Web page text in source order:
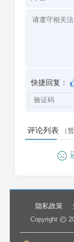
快捷回复：
评论列表 （
隐私政策
Copyright